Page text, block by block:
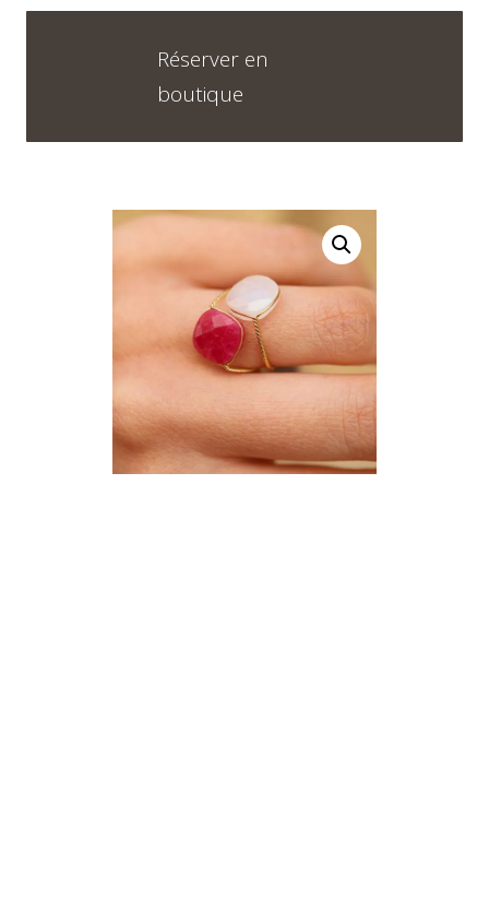
09H30 – 12H30 ET 13H30 – 18H30
09h00 – 17h00
Neuchâtel :+41 32 724 71 24
Chaux-de-Fonds :+41 32 968 13 28
Réserver en
boutique